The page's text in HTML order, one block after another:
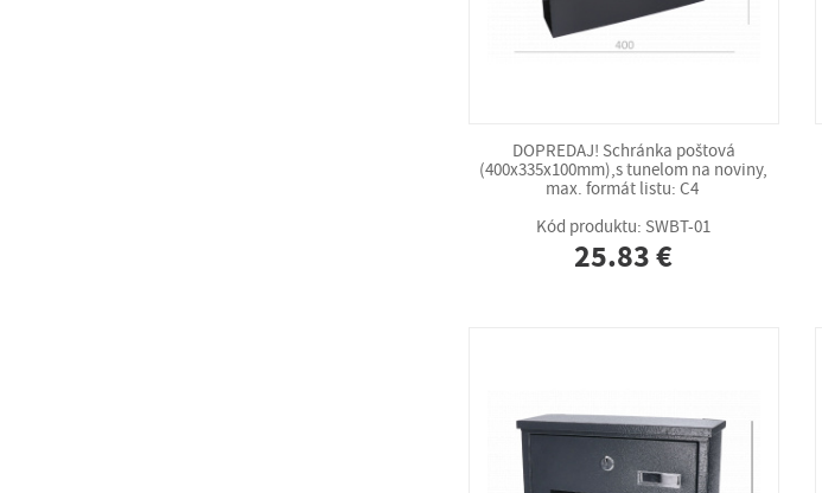
DOPREDAJ! Schránka poštová
(400x335x100mm),s tunelom na noviny,
max. formát listu: C4
Kód produktu: SWBT-01
25.83 €